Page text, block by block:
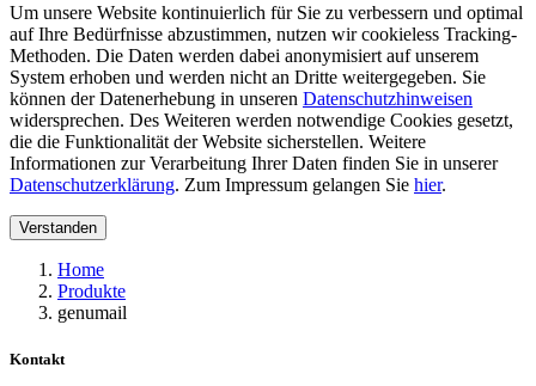
Um unsere Website kontinuierlich für Sie zu verbessern und optimal
auf Ihre Bedürfnisse abzustimmen, nutzen wir cookieless Tracking-
Methoden. Die Daten werden dabei anonymisiert auf unserem
System erhoben und werden nicht an Dritte weitergegeben. Sie
können der Datenerhebung in unseren Datenschutzhinweisen
widersprechen. Des Weiteren werden notwendige Cookies gesetzt,
die die Funktionalität der Website sicherstellen. Weitere
Informationen zur Verarbeitung Ihrer Daten finden Sie in unserer
Datenschutzerklärung. Zum Impressum gelangen Sie hier.
Verstanden
Home
Produkte
genumail
Kontakt